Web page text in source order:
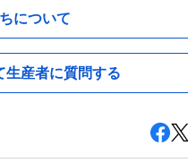
について
生産者に質問する